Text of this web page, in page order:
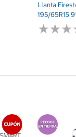
Llanta
195/65R15
★★★
★★★